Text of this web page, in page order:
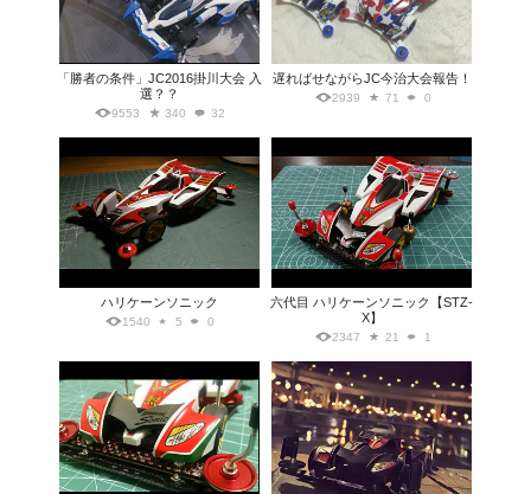
「勝者の条件」JC2016掛川大会 入
選？？
9553 340 32
遅ればせながらJC今治大会報告！
2939 71 0
ハリケーンソニック
1540 5 0
六代目 ハリケーンソニック【STZ-
X】
2347 21 1